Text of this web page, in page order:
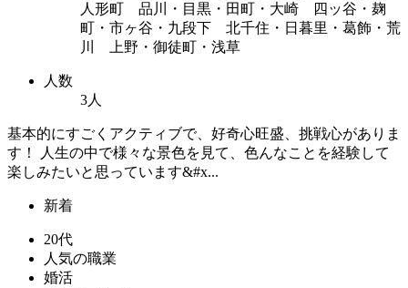
人形町 品川・目黒・田町・大崎 四ッ谷・麹
町・市ヶ谷・九段下 北千住・日暮里・葛飾・荒
川 上野・御徒町・浅草
人数
3人
基本的にすごくアクティブで、好奇心旺盛、挑戦心がありま
す！ 人生の中で様々な景色を見て、色んなことを経験して
楽しみたいと思っています&#x...
新着
20代
人気の職業
婚活